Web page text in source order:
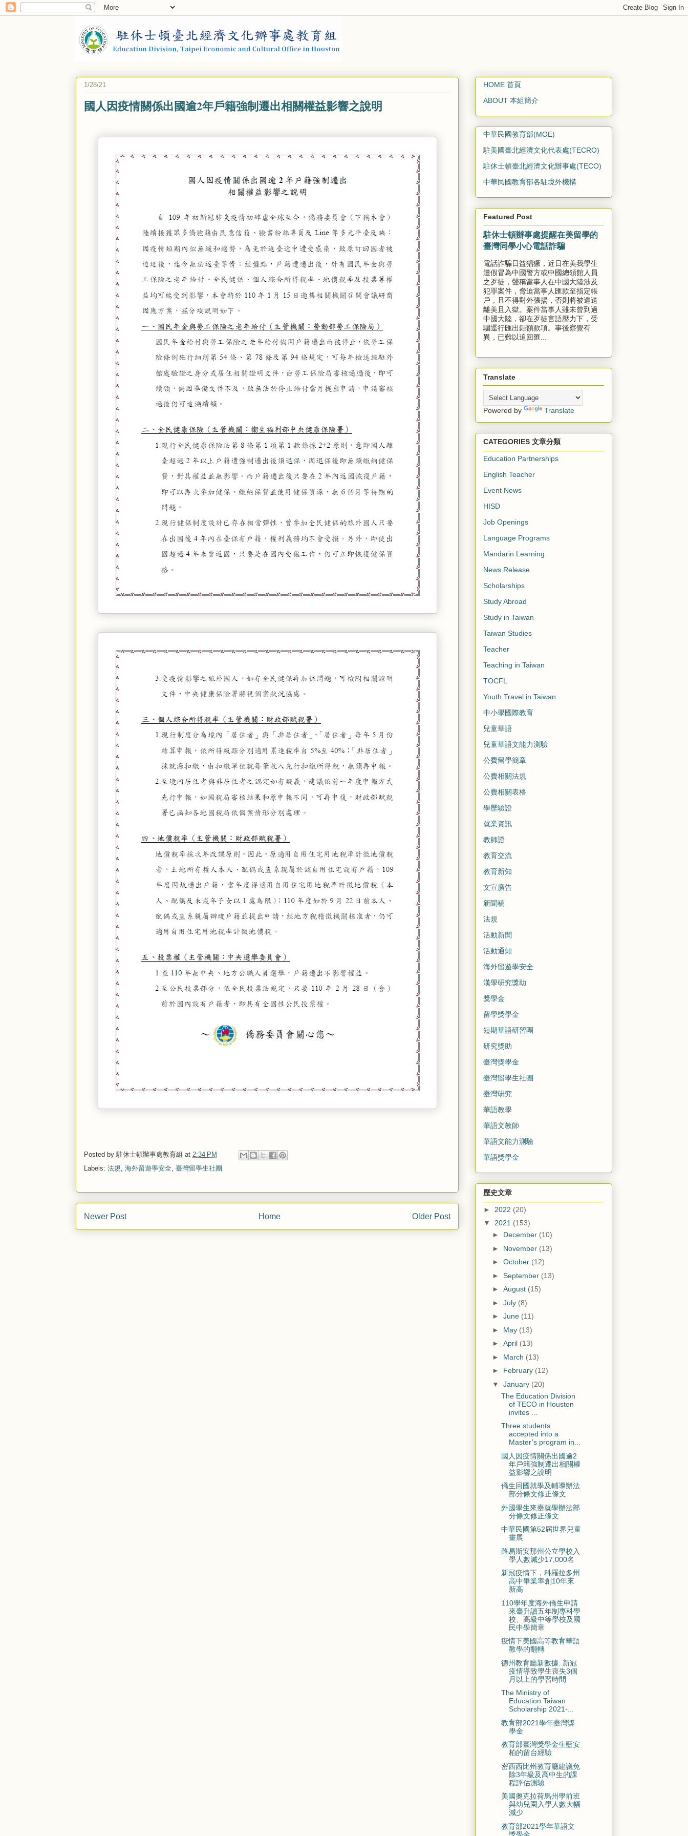
1/28/21
國人因疫情關係出國逾2年戶籍強制遷出相關權益影響之說明
Posted by駐休士頓辦事處教育組 at 2:34 PM
Labels: 法規, 海外留遊學安全, 臺灣留學生社團
Newer Post Older Post
Home
HOME 首頁
ABOUT 本組簡介
中華民國教育部(MOE)
駐美國臺北經濟文化代表處(TECRO)
駐休士頓臺北經濟文化辦事處(TECO)
中華民國教育部各駐境外機構
Featured Post
駐休士頓辦事處提醒在美留學的
臺灣同學小心電話詐騙
電話詐騙日益猖獗，近日在美我學生
遭假冒為中國警方或中國總領館人員
之歹徒，聲稱當事人在中國大陸涉及
犯罪案件，脅迫當事人匯款至指定帳
戶，且不得對外張揚，否則將被遣送
離美且入獄。案件當事人雖未曾到過
中國大陸，卻在歹徒言語壓力下，受
騙逕行匯出鉅額款項。事後察覺有
異，已難以追回匯...
Translate
Powered by Translate
CATEGORIES 文章分類
Education Partnerships
English Teacher
Event News
HISD
Job Openings
Language Programs
Mandarin Learning
News Release
Scholarships
Study Abroad
Study in Taiwan
Taiwan Studies
Teacher
Teaching in Taiwan
TOCFL
Youth Travel in Taiwan
中小學國際教育
兒童華語
兒童華語文能力測驗
公費留學簡章
公費相關法規
公費相關表格
學歷驗證
就業資訊
教師證
教育交流
教育新知
文宣廣告
新聞稿
法規
活動新聞
活動通知
海外留遊學安全
漢學研究獎助
獎學金
留學獎學金
短期華語研習團
研究獎助
臺灣獎學金
臺灣留學生社團
臺灣研究
華語教學
華語文教師
華語文能力測驗
華語獎學金
歷史文章
► 2022 (20)
▼ 2021 (153)
► December (10)
► November (13)
► October (12)
► September (13)
► August (15)
► July (8)
► June (11)
► May (13)
► April (13)
► March (13)
► February (12)
▼ January (20)
The Education Division
of TECO in Houston
invites ...
Three students
accepted into a
Master’s program in...
國人因疫情關係出國逾2
年戶籍強制遷出相關權
益影響之說明
僑生回國就學及輔導辦法
部分條文修正條文
外國學生來臺就學辦法部
分條文修正條文
中華民國第52屆世界兒童
畫展
路易斯安那州公立學校入
學人數減少17,000名
新冠疫情下，科羅拉多州
高中畢業率創10年來
新高
110學年度海外僑生申請
來臺升讀五年制專科學
校、高級中等學校及國
民中學簡章
疫情下美國高等教育華語
教學的翻轉
德州教育廳新數據: 新冠
疫情導致學生喪失3個
月以上的學習時間
The Ministry of
Education Taiwan
Scholarship 2021-...
教育部2021學年臺灣獎
學金
教育部臺灣獎學金生藍安
柏的留台經驗
密西西比州教育廳建議免
除3年級及高中生的課
程評估測驗
美國奧克拉荷馬州學前班
與幼兒園入學人數大幅
減少
教育部2021學年華語文
獎學金